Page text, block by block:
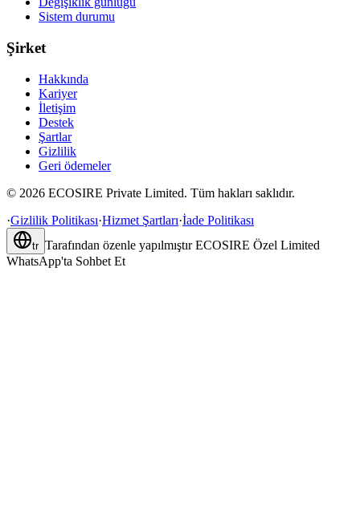
Sistem durumu
Şirket
Hakkında
Kariyer
İletişim
Destek
Şartlar
Gizlilik
Geri ödemeler
© 2026 ECOSIRE Private Limited. Tüm hakları saklıdır.
·Gizlilik Politikası·Hizmet Şartları·İade Politikası
tr Tarafından özenle yapılmıştır ECOSIRE Özel Limited
WhatsApp'ta Sohbet Et